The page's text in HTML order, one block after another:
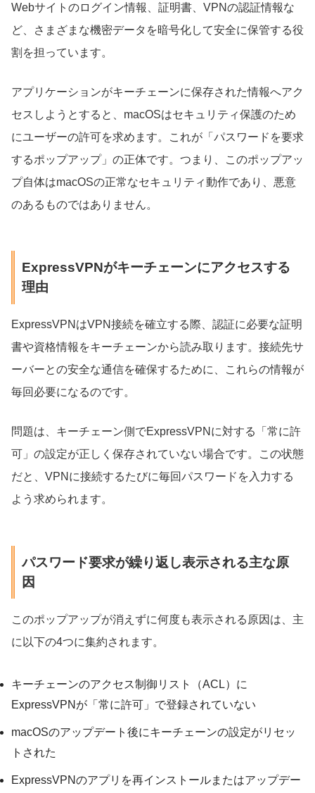
Webサイトのログイン情報、証明書、VPNの認証情報な
ど、さまざまな機密データを暗号化して安全に保管する役
割を担っています。
アプリケーションがキーチェーンに保存された情報へアク
セスしようとすると、macOSはセキュリティ保護のため
にユーザーの許可を求めます。これが「パスワードを要求
するポップアップ」の正体です。つまり、このポップアッ
プ自体はmacOSの正常なセキュリティ動作であり、悪意
のあるものではありません。
ExpressVPNがキーチェーンにアクセスする
理由
ExpressVPNはVPN接続を確立する際、認証に必要な証明
書や資格情報をキーチェーンから読み取ります。接続先サ
ーバーとの安全な通信を確保するために、これらの情報が
毎回必要になるのです。
問題は、キーチェーン側でExpressVPNに対する「常に許
可」の設定が正しく保存されていない場合です。この状態
だと、VPNに接続するたびに毎回パスワードを入力する
よう求められます。
パスワード要求が繰り返し表示される主な原
因
このポップアップが消えずに何度も表示される原因は、主
に以下の4つに集約されます。
キーチェーンのアクセス制御リスト（ACL）に
ExpressVPNが「常に許可」で登録されていない
macOSのアップデート後にキーチェーンの設定がリセッ
トされた
ExpressVPNのアプリを再インストールまたはアップデー